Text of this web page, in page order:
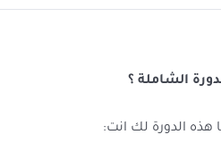
الشاملة ؟
هذه الدورة لك انت: